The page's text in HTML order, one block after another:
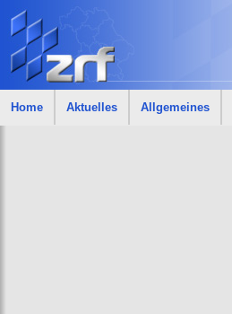
Home Aktuelles Allgemeines